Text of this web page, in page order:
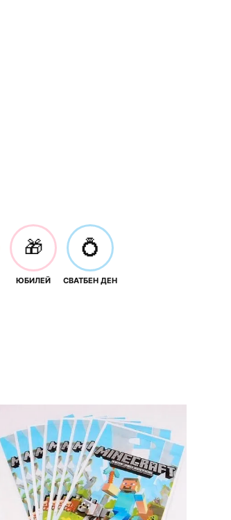
🎁
ЮБИЛЕЙ
💍
СВАТБЕН ДЕН